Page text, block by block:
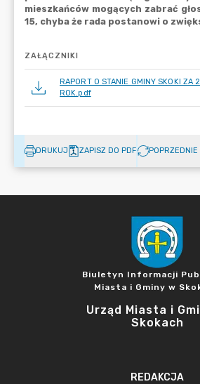
ZAŁĄCZNIKI
RAPORT O STANIE GMINY SKOKI ZA
ROK.pdf
DRUKUJ ZAPISZ DO PDF
Biuletyn Informacji
Miasta i Gminy w
Urząd Miasta i
Skokach
REDAKCJA